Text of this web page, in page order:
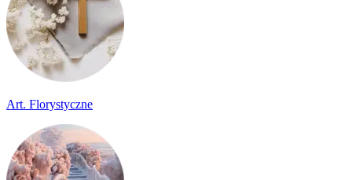
Art. Florystyczne